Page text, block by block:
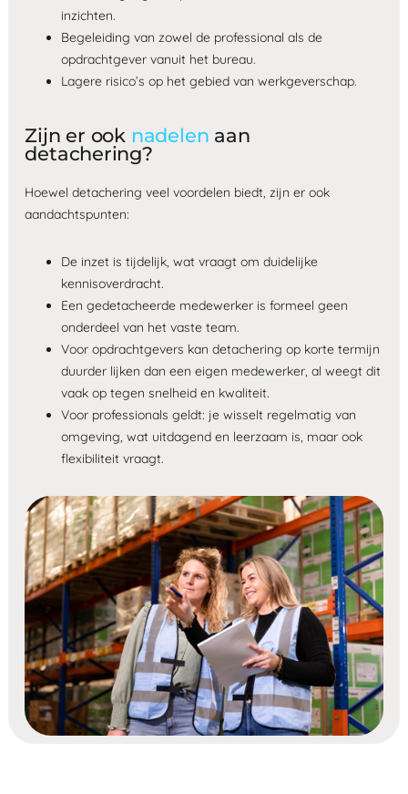
inzichten.
Begeleiding van zowel de professional als de
opdrachtgever vanuit het bureau.
Lagere risico’s op het gebied van werkgeverschap.
Zijn er ook nadelen aan
detachering?
Hoewel detachering veel voordelen biedt, zijn er ook
aandachtspunten:
De inzet is tijdelijk, wat vraagt om duidelijke
kennisoverdracht.
Een gedetacheerde medewerker is formeel geen
onderdeel van het vaste team.
Voor opdrachtgevers kan detachering op korte termijn
duurder lijken dan een eigen medewerker, al weegt dit
vaak op tegen snelheid en kwaliteit.
Voor professionals geldt: je wisselt regelmatig van
omgeving, wat uitdagend en leerzaam is, maar ook
flexibiliteit vraagt.